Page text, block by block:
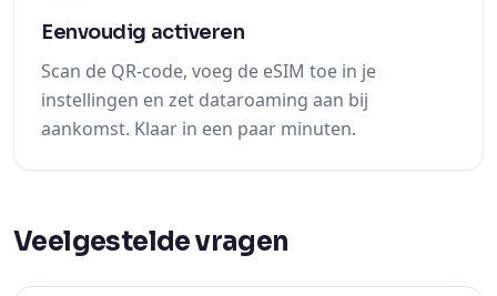
Eenvoudig activeren
Scan de QR-code, voeg de eSIM toe in je
instellingen en zet dataroaming aan bij
aankomst. Klaar in een paar minuten.
Veelgestelde vragen